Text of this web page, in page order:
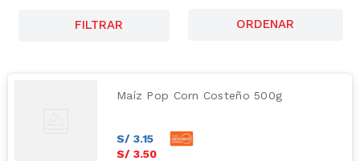
FILTRAR
Maíz Pop Corn Costeño 500g
S/ 3.15
S/ 3.50